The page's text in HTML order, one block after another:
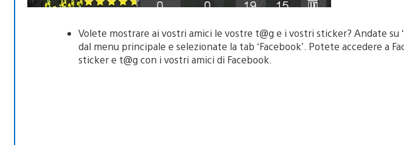
Volete mostrare ai vostri amici le vostre t@g e i vostri sticker? Andate su
dal menu principale e selezionate la tab ‘Facebook’. Potete accedere a
sticker e t@g con i vostri amici di Facebook.